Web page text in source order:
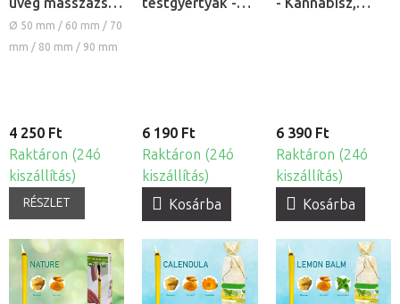
üveg masszázs
köpöly
Ø 50 mm / 60 mm / 70
mm / 80 mm / 90 mm
4 250 Ft
Raktáron (24ó
kiszállítás)
RÉSZLET
testgyertyák -
6 190 Ft
Raktáron (24ó
kiszállítás)
Kosárba
- Kannabisz,
6 390 Ft
Raktáron (24ó
kiszállítás)
Kosárba